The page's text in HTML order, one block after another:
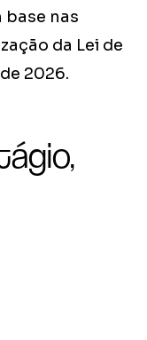
base nas
da Lei de
2026.